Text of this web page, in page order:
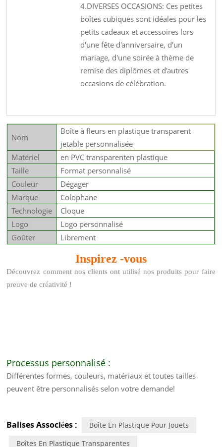
4.DIVERSES OCCASIONS: Ces petites
boîtes cubiques sont idéales pour les
petits cadeaux et accessoires lors
d'une fête d'anniversaire, d'un
mariage, d'une soirée à thème de
remise des diplômes et d'autres
occasions de célébration.
Nom
Boîte à fleurs en plastique transparent
jetable personnalisée
Matériel
en PVC transparenten plastique
Taille
Format personnalisé
Couleur
Dégager
Marque
Colophane
Technologie
Cloque
Logo
Logo personnalisé
Goûter
Librement
Inspirez -vous
Découvrez comment nos clients ont utilisé nos produits pour faire
preuve de créativité !
Processus personnalisé :
Différentes formes, couleurs, matériaux et toutes tailles
peuvent être personnalisés selon votre demande!
Balises Associées :
Boîte En Plastique Pour Jouets
Boîtes En Plastique Transparentes